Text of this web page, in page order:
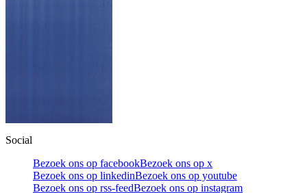
Social
Bezoek ons op facebookBezoek ons op x
Bezoek ons op linkedinBezoek ons op youtube
Bezoek ons op rss-feedBezoek ons op instagram